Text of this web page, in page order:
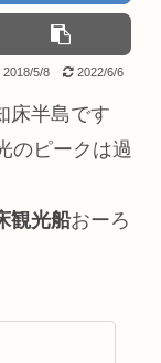
2018/5/8 2022/6/6
床半島です
のピークは過
観光船おーろ